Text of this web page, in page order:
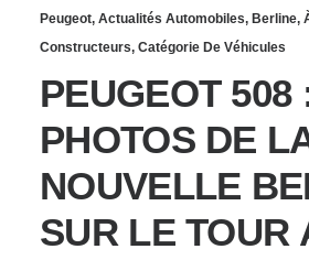
Peugeot, Actualités Automobiles, Berline,
Constructeurs, Catégorie De Véhicules
PEUGEOT 508
PHOTOS DE
NOUVELLE
SUR LE TOUR